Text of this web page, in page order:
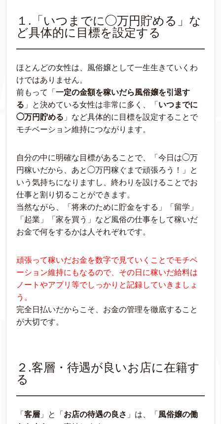
１.「いつまでに◯万円貯める」な
ど具体的に目標を設定する
ほとんどの女性は、風俗嬢として一生生きていくわ
けではありません。
前もって「 一定の金額を稼いだら風俗嬢を引退す
る 」と決めている女性は非常に多く、「 いつまでに
◯万円貯める 」など具体的に目標を設定することで
モチベーション維持につながります。
自分の中に明確な目標があることで、「今日は◯万
円稼いだから、あと◯万円稼ぐまで頑張ろう！」と
いう気持ちになりますし、終わりを設けることでお
仕事と割り切ることができます。
当然ながら、「将来のために貯金をする」「留学」
「起業」「家を買う」など風俗の仕事をして稼いだ
お金で何をするかは人それぞれです。
頑張って稼いだお金を数字で見ていくことでモチベ
ーション維持にもなるので、その日に稼いだ給料は
ノートやアプリ等でしっかりと記録していきましょ
う。
完全日払いだからこそ、お金の管理を徹底すること
が大切です。
２.客層・待遇が良いお店に在籍す
る
「 客層 」と「 お店の待遇の良さ 」は、「 風俗嬢の働